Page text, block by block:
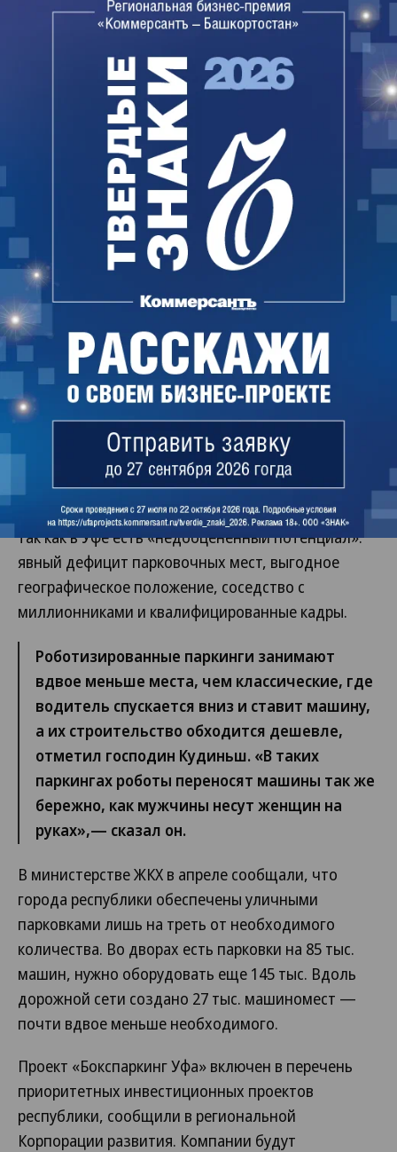
предприятия будет использована для
оборудования сети роботизированных паркингов
в Уфе. Первый — на углу 50 лет СССР и проспекта
Юлаева, на 400 мест, строится силами ПСК-6. В
мэрию были направлены предложения по аренде
еще 25 участков под такие паркинги, но ответ
пока не получен, отметил господин Носков.
Места на механизированных парковках
планируется сдавать в аренду с почасовой и
помесячной оплатой. По оценке
предпринимателя, стоимость аренды составит
около 3 тыс. руб. в месяц. Если городские власти
откажутся выделить участки, продукция завода
будет сбываться в соседних городах-
миллионниках. «Предварительные заказы
поступают из Екатеринбурга, Самары, Перми и
Челябинска»,— отметил собеседник.
Срок окупаемости вложений Андрей Носков
оценивает в пределах семи лет.
Имантс Кудиньш сообщил, что решил войти в СП,
так как в Уфе есть «недооцененный потенциал»:
явный дефицит парковочных мест, выгодное
географическое положение, соседство с
миллионниками и квалифицированные кадры.
Роботизированные паркинги занимают
вдвое меньше места, чем классические, где
водитель спускается вниз и ставит машину,
а их строительство обходится дешевле,
отметил господин Кудиньш. «В таких
паркингах роботы переносят машины так же
бережно, как мужчины несут женщин на
руках»,— сказал он.
В министерстве ЖКХ в апреле сообщали, что
города республики обеспечены уличными
парковками лишь на треть от необходимого
количества. Во дворах есть парковки на 85 тыс.
машин, нужно оборудовать еще 145 тыс. Вдоль
дорожной сети создано 27 тыс. машиномест —
почти вдвое меньше необходимого.
Проект «Бокспаркинг Уфа» включен в перечень
приоритетных инвестиционных проектов
республики, сообщили в региональной
Корпорации развития. Компании будут